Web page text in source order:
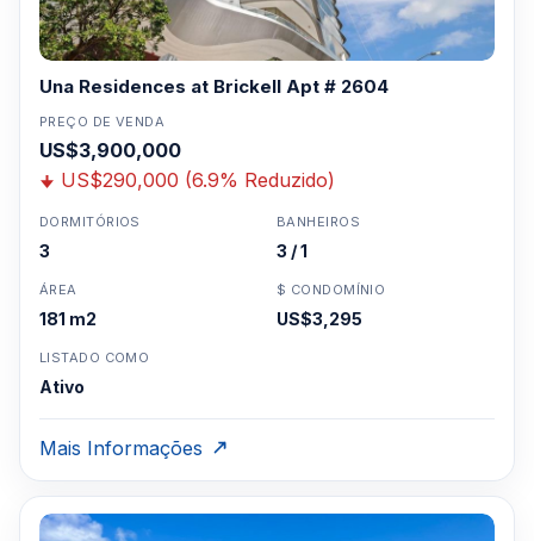
Una Residences at Brickell Apt # 2604
PREÇO DE VENDA
US$3,900,000
US$290,000 (6.9% Reduzido)
DORMITÓRIOS
3
BANHEIROS
3 / 1
ÁREA
181 m2
$ CONDOMÍNIO
US$3,295
LISTADO COMO
Ativo
Mais Informações